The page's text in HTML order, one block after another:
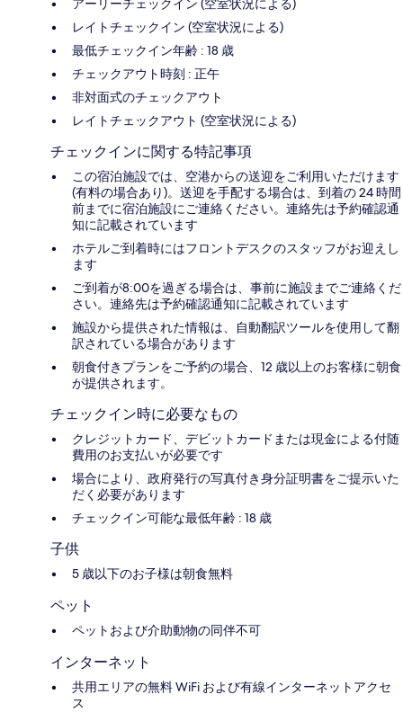
アーリーチェックイン (空室状況による)
レイトチェックイン (空室状況による)
最低チェックイン年齢 : 18 歳
チェックアウト時刻 : 正午
非対面式のチェックアウト
レイトチェックアウト (空室状況による)
チェックインに関する特記事項
この宿泊施設では、空港からの送迎をご利用いただけます
(有料の場合あり)。送迎を手配する場合は、到着の 24 時間
前までに宿泊施設にご連絡ください。連絡先は予約確認通
知に記載されています
ホテルご到着時にはフロントデスクのスタッフがお迎えし
ます
ご到着が8:00を過ぎる場合は、事前に施設までご連絡くだ
さい。連絡先は予約確認通知に記載されています
施設から提供された情報は、自動翻訳ツールを使用して翻
訳されている場合があります
朝食付きプランをご予約の場合、12 歳以上のお客様に朝食
が提供されます。
チェックイン時に必要なもの
クレジットカード、デビットカードまたは現金による付随
費用のお支払いが必要です
場合により、政府発行の写真付き身分証明書をご提示いた
だく必要があります
チェックイン可能な最低年齢 : 18 歳
子供
5 歳以下のお子様は朝食無料
ペット
ペットおよび介助動物の同伴不可
インターネット
共用エリアの無料 WiFi および有線インターネットアクセ
ス